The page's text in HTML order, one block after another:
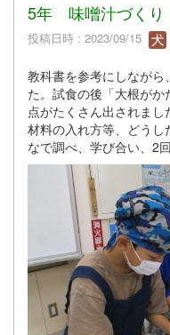
5年 味噌汁づくり
投稿日時 : 2023/09/15
教科書を参考にしなが
た。試食の後「大根が
点がたくさん出されまし
材料の入れ方等、どう
なで調べ、学び合い、2